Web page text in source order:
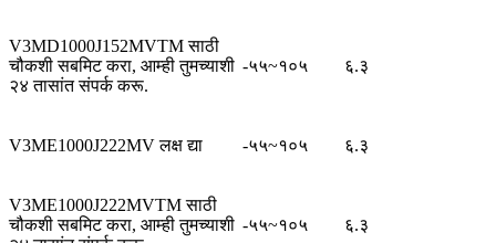
V3MD1000J152MVTM साठी
चौकशी सबमिट करा, आम्ही तुमच्याशी
२४ तासांत संपर्क करू.
-५५~१०५ ६.३
V3ME1000J222MV लक्ष द्या -५५~१०५ ६.३
V3ME1000J222MVTM साठी
चौकशी सबमिट करा, आम्ही तुमच्याशी -५५~१०५ ६.३